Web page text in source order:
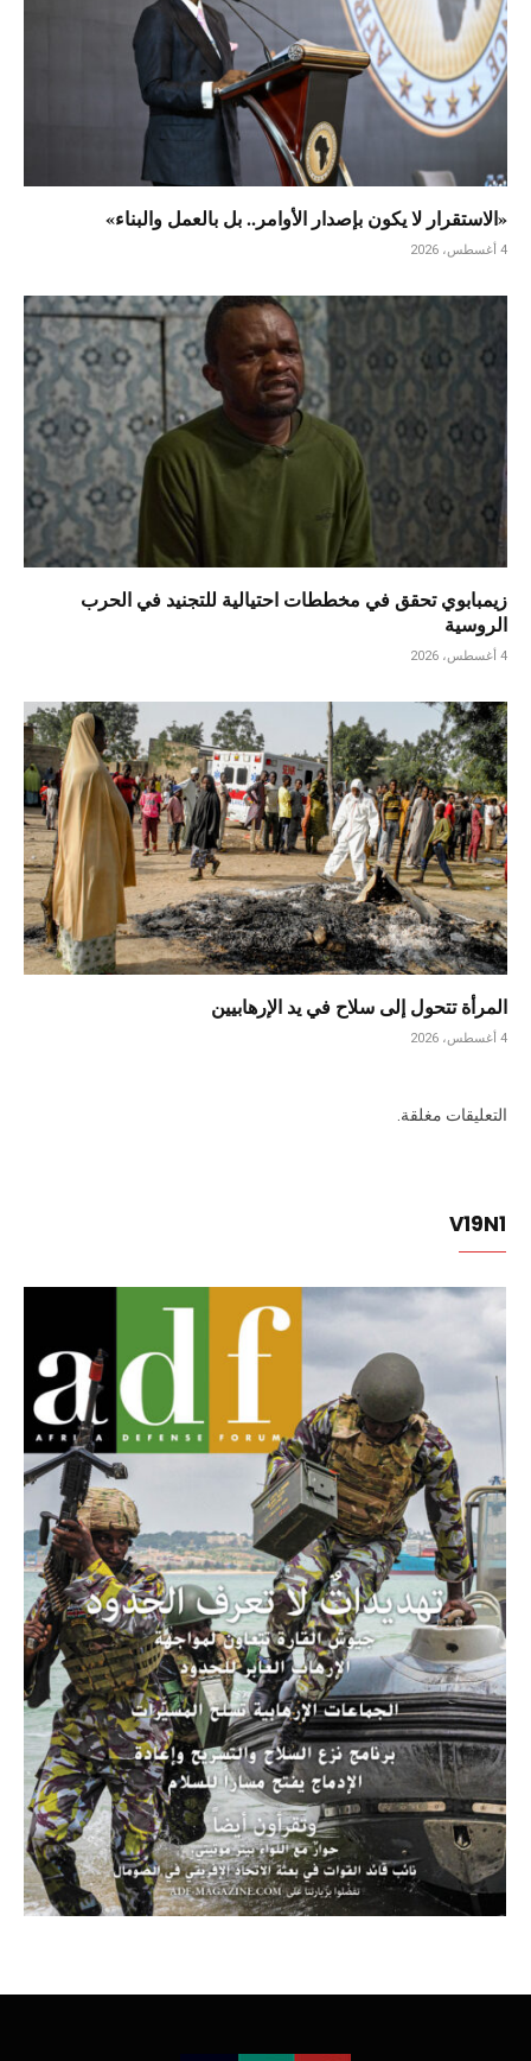
«الاستقرار لا يكون بإصدار الأوامر.. بل بالعمل والبناء»
4 أغسطس، 2026
زيمبابوي تحقق في مخططات احتيالية للتجنيد في الحرب
الروسية
4 أغسطس، 2026
المرأة تتحول إلى سلاح في يد الإرهابيين
4 أغسطس، 2026
التعليقات مغلقة.
V19N1